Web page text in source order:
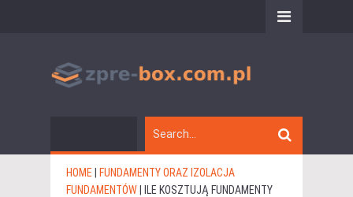
HOME
FUNDAMENTY ORAZ IZOLACJA
FUNDAMENTÓW
ILE KOSZTUJĄ FUNDAMENTY